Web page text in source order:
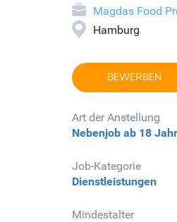
Magdas Food
Hamburg
BEWERBEN
Art der Anstellung
Nebenjob ab 18
Job-Kategorie
Dienstleistungen
Mindestalter